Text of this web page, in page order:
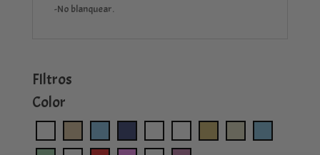
-No blanquear.
FIltros
Color